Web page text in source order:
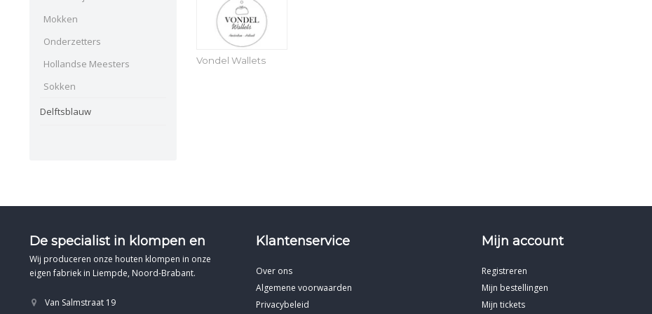
Mokken
Onderzetters
Hollandse Meesters
Sokken
Delftsblauw
Vondel Wallets
De specialist in klompen en
Wij produceren onze houten klompen in onze
eigen fabriek in Liempde, Noord-Brabant.
Van Salmstraat 19
Klantenservice
Over ons
Algemene voorwaarden
Privacybeleid
Mijn account
Registreren
Mijn bestellingen
Mijn tickets